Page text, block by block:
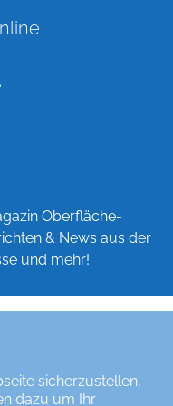
sicherzustellen,
dazu um Ihr
Oberfläche-
& News aus der
und mehr!